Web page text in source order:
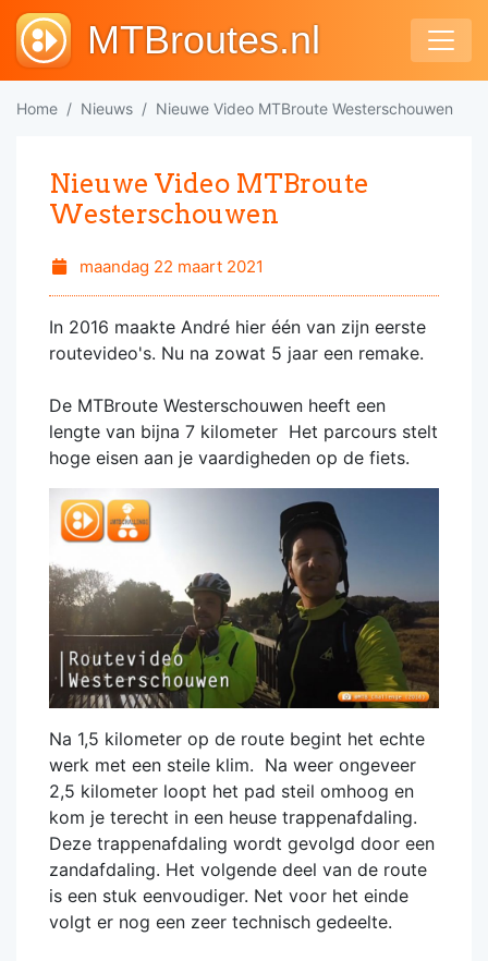
MTBroutes.nl
Home Nieuws Nieuwe Video MTBroute Westerschouwen
Nieuwe Video MTBroute
Westerschouwen
maandag 22 maart 2021
In 2016 maakte André hier één van zijn eerste
routevideo's. Nu na zowat 5 jaar een remake.
De MTBroute Westerschouwen heeft een
lengte van bijna 7 kilometer Het parcours stelt
hoge eisen aan je vaardigheden op de fiets.
Na 1,5 kilometer op de route begint het echte
werk met een steile klim. Na weer ongeveer
2,5 kilometer loopt het pad steil omhoog en
kom je terecht in een heuse trappenafdaling.
Deze trappenafdaling wordt gevolgd door een
zandafdaling. Het volgende deel van de route
is een stuk eenvoudiger. Net voor het einde
volgt er nog een zeer technisch gedeelte.